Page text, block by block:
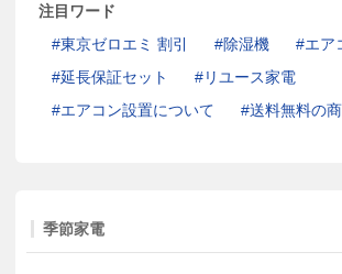
注目ワード
東京ゼロエミ 割引
除湿機
エア
延長保証セット
リユース家電
エアコン設置について
送料無料の
季節家電